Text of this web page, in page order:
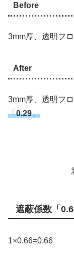
Before
3mm厚、透明フ
After
3mm厚、透明フ
「0.29」
遮蔽係数「
1×0.66=0.66